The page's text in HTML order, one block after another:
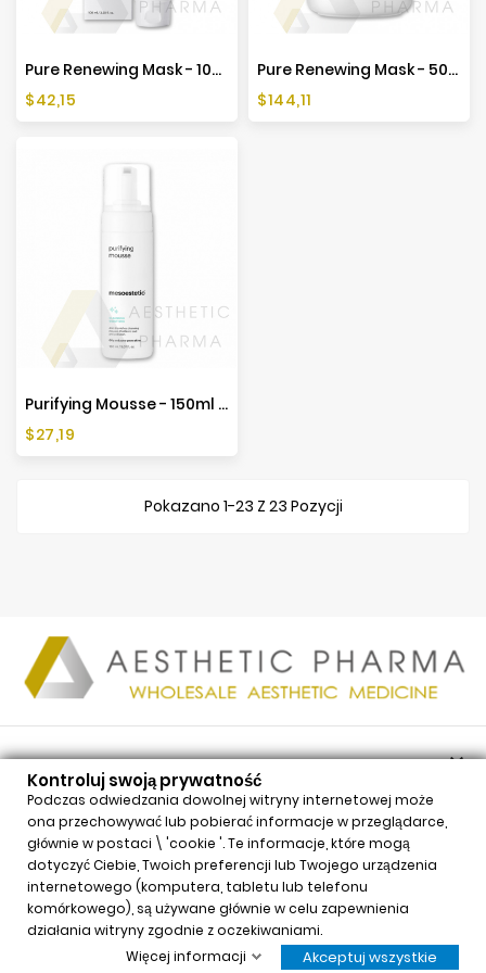
Pure Renewing Mask - 100ml - Mesoestetic
Cena
$42,15
Pure Renewing Mask - 500ml - Mesoestetic
Cena
$144,11
Purifying Mousse - 150ml - Mesoestetic
Cena
$27,19
Pokazano 1-23 Z 23 Pozycji
PRODUKTY 
NASZA FIRMA
TWOJE KONTO 
INFORMACJE
Kontroluj swoją prywatność
x
Neauvia Organic Hydro Deluxe (2x2,5ml)
$62,54Price
Kontroluj swoją prywatność
Podczas odwiedzania dowolnej witryny internetowej może
ona przechowywać lub pobierać informacje w przeglądarce,
głównie w postaci \ 'cookie '. Te informacje, które mogą
dotyczyć Ciebie, Twoich preferencji lub Twojego urządzenia
internetowego (komputera, tabletu lub telefonu
komórkowego), są używane głównie w celu zapewnienia
działania witryny zgodnie z oczekiwaniami.
Więcej informacji
Akceptuj wszystkie